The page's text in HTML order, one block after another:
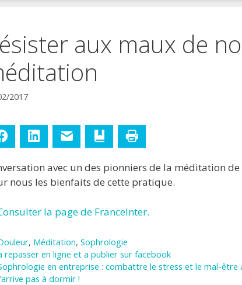
aux maux de
2017
Facebook LinkedIn Ajouter aux favoris
avec un des pionniers de la méditation
nous les bienfaits de cette pratique.
la page de FranceInter.
, Méditation, Sophrologie
repasser en ligne et a publier sur facebook
en entreprise : combattre le stress et le mal-être
pas à dormir !